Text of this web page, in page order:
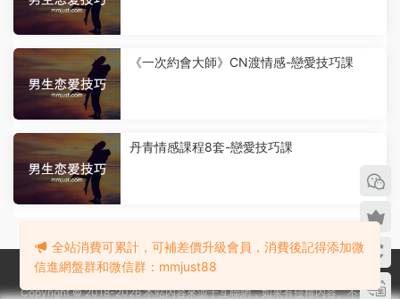
《一次約會大師》CN渡情感-戀愛技巧課
丹青情感課程8套-戀愛技巧課
Copyright © 2018-2026 本站内容來源于互聯網，如果有侵權内容、不妥之
全站消費可累計，可補差價升級會員，消費後記得添加微
信進網盤群和微信群：mmjust88